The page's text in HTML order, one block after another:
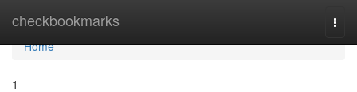
checkbookmarks
Home
Home
1